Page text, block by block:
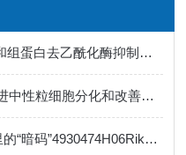
SCI ADV 丨1区TOP：FSP1和组蛋白去乙酰化酶抑制癌症持久细胞铁死亡
新型TLR2激动剂韦得内酯促进中性粒细胞分化和改善中性粒细胞减少：一种揭示其机制的多组学方法
哮喘新元凶被锁定：外泌体里的“暗码”4930474H06Rik，一键激活ILC2风暴